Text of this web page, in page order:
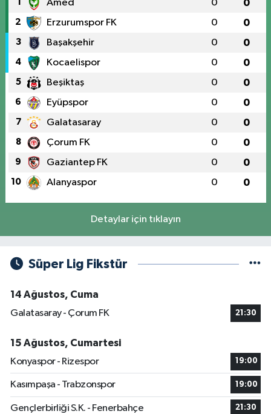
1 Amed 0 0
2 Erzurumspor FK 0 0
3 Başakşehir 0 0
4 Kocaelispor 0 0
5 Beşiktaş 0 0
6 Eyüpspor 0 0
7 Galatasaray 0 0
8 Çorum FK 0 0
9 Gaziantep FK 0 0
10 Alanyaspor 0 0
Detaylar için tıklayın
Süper Lig Fikstür
14 Ağustos, Cuma
Galatasaray - Çorum FK
21:30
15 Ağustos, Cumartesi
Konyaspor - Rizespor
19:00
Kasımpaşa - Trabzonspor 19:00
Gençlerbirliği S.K. - Fenerbahçe 21:30